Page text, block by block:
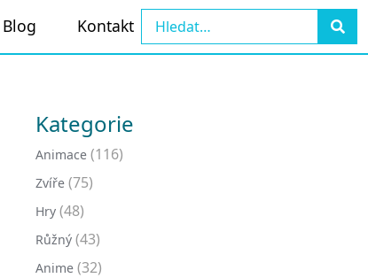
Blog Kontakt
Kategorie
Animace (116)
Zvíře (75)
Hry (48)
Růžný (43)
Anime (32)